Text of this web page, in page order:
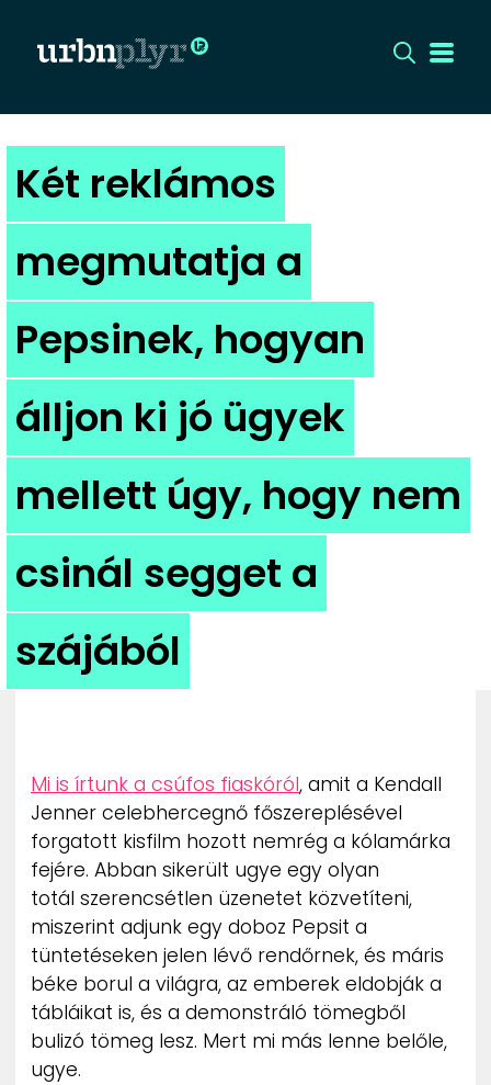
CÍMLAP
DIZÁJN
DIVAT
HIP
KULT
UTCA
ZENE
MÉDIAAJÁNLAT
IMPRESSZUM
PR-ARCHÍVUM
Két reklámos
megmutatja a
Pepsinek, hogyan
álljon ki jó ügyek
mellett úgy, hogy nem
csinál segget a
szájából
Mi is írtunk a csúfos fiaskóról, amit a Kendall
Jenner celebhercegnő főszereplésével
forgatott kisfilm hozott nemrég a kólamárka
fejére. Abban sikerült ugye egy olyan
totál szerencsétlen üzenetet közvetíteni,
miszerint adjunk egy doboz Pepsit a
tüntetéseken jelen lévő rendőrnek, és máris
béke borul a világra, az emberek eldobják a
tábláikat is, és a demonstráló tömegből
bulizó tömeg lesz. Mert mi más lenne belőle,
ugye.